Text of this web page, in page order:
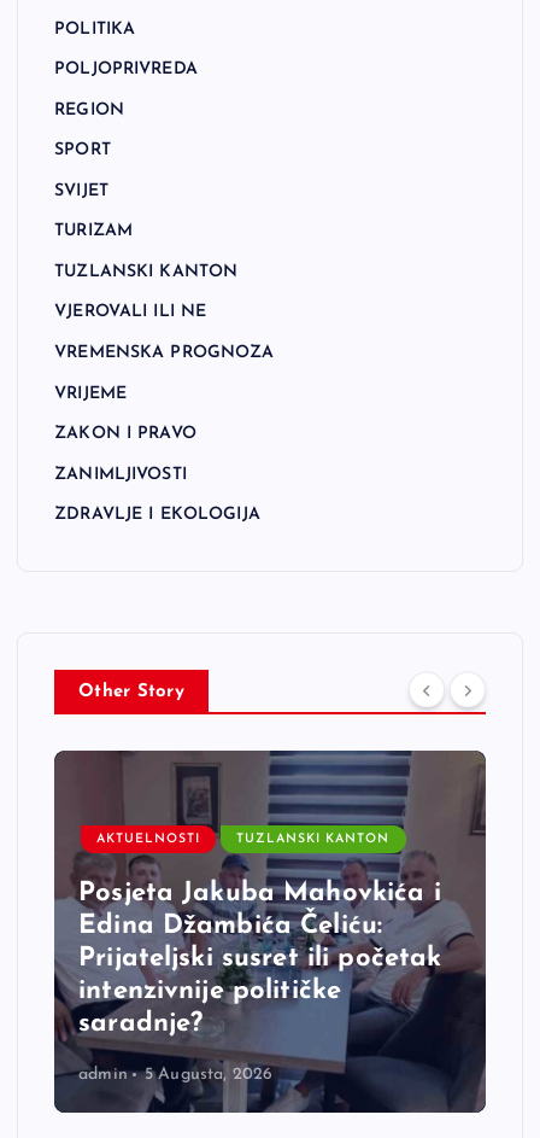
POLITIKA
POLJOPRIVREDA
REGION
SPORT
SVIJET
TURIZAM
TUZLANSKI KANTON
VJEROVALI ILI NE
VREMENSKA PROGNOZA
VRIJEME
ZAKON I PRAVO
ZANIMLJIVOSTI
ZDRAVLJE I EKOLOGIJA
Other Story
AKTUELNOSTI TUZLANSKI KANTON
Posjeta Jakuba Mahovkića i
Edina Džambića Čeliću:
Prijateljski susret ili početak
intenzivnije političke
saradnje?
admin 5 Augusta, 2026